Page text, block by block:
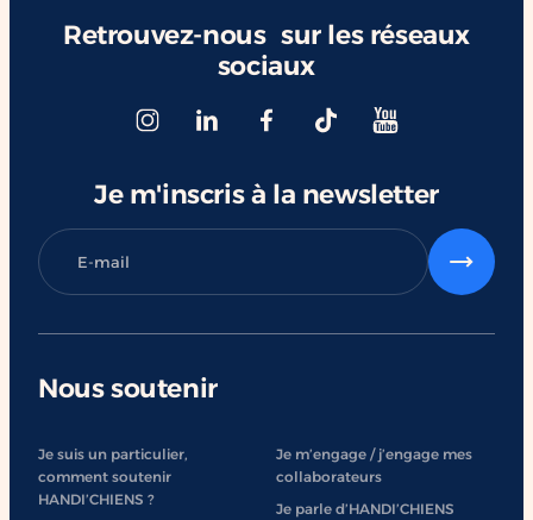
Retrouvez-nous sur les réseaux
sociaux
Je m'inscris à la newsletter
Nous soutenir
Je suis un particulier,
comment soutenir
HANDI’CHIENS ?
Je m’engage / j’engage mes
collaborateurs
Je parle d’HANDI’CHIENS